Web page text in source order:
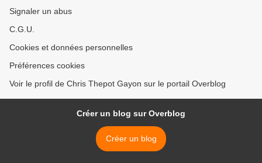
Signaler un abus
C.G.U.
Cookies et données personnelles
Préférences cookies
Voir le profil de Chris Thepot Gayon sur le portail Overblog
Créer un blog sur Overblog
Créer un blog